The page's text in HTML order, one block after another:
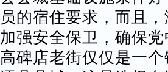
的宿住要求，而且
强安全保卫，确保
碑店老街仅仅是一